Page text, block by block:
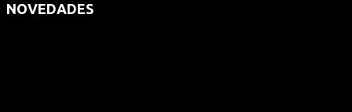
NOVEDADES